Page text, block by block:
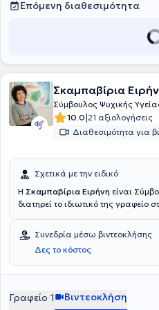
Επόμενη διαθεσιμότητα
Σκαμπαβίρια
Σύμβουλος Ψυχικής
10.0|21 αξιολογήσεις
Διαθεσιμότητα για
Σχετικά με την ειδικό
Η Σκαμπαβίρια Ειρήνη είναι
διατηρεί το ιδιωτικό της γραφείο
τίτλο Εγκληματολογίας και
and Criminal Justice) από το
Παράλληλα τελείωσε το
και Εξαρτήσεις’’ με κατεύθυνση
Αριστοτελείου Πανεπιστημίου
του Πανεπιστημίου Λευκωσίας, σε
Συνεδρία μέσω βιντεοκλήσης
Δες το κόστος
Γραφείο 1 Βιντεοκλήση